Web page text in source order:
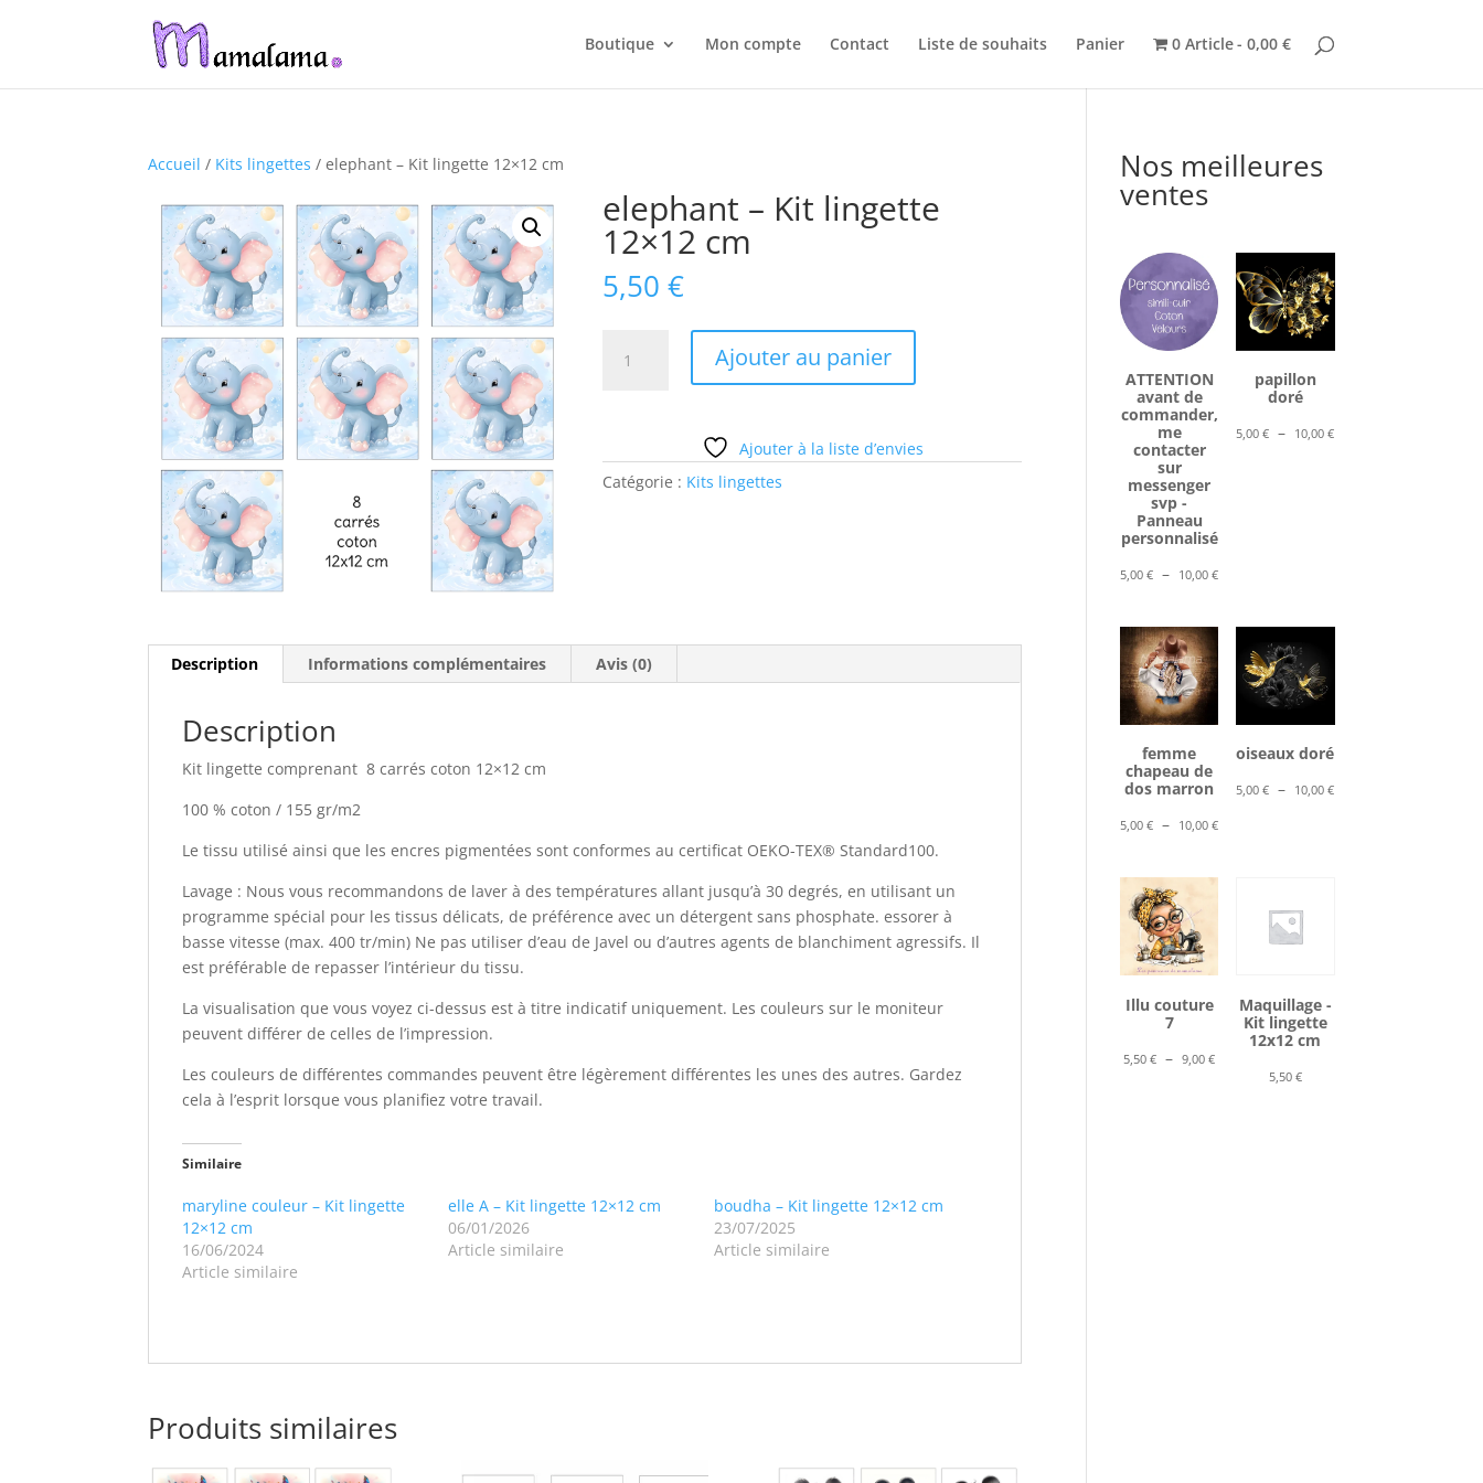
Boutique Mon compte Contact Liste de souhaits Panier 0 Article 0,00 €
Accueil / Kits lingettes / elephant – Kit lingette 12×12 cm
elephant – Kit lingette
12×12 cm
5,50€
lingette
12x12
Ajouter au panier
Ajouter à la liste d’envies
Catégorie : Kits lingettes
Description Informations complémentaires Avis (0)
Description
Kit lingette comprenant 8 carrés coton 12×12 cm
100 % coton / 155 gr/m2
Le tissu utilisé ainsi que les encres pigmentées sont conformes au certificat OEKO-TEX® Standard100.
Lavage : Nous vous recommandons de laver à des températures allant jusqu’à 30 degrés, en utilisant un
programme spécial pour les tissus délicats, de préférence avec un détergent sans phosphate. essorer à
basse vitesse (max. 400 tr/min) Ne pas utiliser d’eau de Javel ou d’autres agents de blanchiment agressifs. Il
est préférable de repasser l’intérieur du tissu.
La visualisation que vous voyez ci-dessus est à titre indicatif uniquement. Les couleurs sur le moniteur
peuvent différer de celles de l’impression.
Les couleurs de différentes commandes peuvent être légèrement différentes les unes des autres. Gardez
cela à l’esprit lorsque vous planifiez votre travail.
Similaire
maryline couleur – Kit lingette
12×12 cm
16/06/2024
Article similaire
elle A – Kit lingette 12×12 cm
06/01/2026
Article similaire
boudha – Kit lingette 12×12 cm
23/07/2025
Article similaire
Produits similaires
Nos meilleures
ventes
ATTENTION
avant de
commander,
me
contacter
sur
messenger
svp -
Panneau
personnalisé
5,00€ – 10,00€Plage
prix :
5,00 €
10,00 €
papillon
doré
5,00€ – 10,00€Plage
femme
chapeau de
dos marron
5,00€ – 10,00€Plage
prix :
10,00 €
oiseaux doré
5,00€ – 10,00€Plage
Illu couture
7
5,50€ – 9,00€Plage
Maquillage -
Kit lingette
12x12 cm
5,50 €